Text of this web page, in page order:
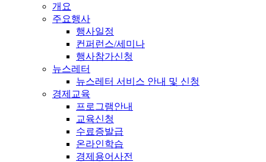
개요
주요행사
행사일정
컨퍼런스/세미나
행사참가신청
뉴스레터
뉴스레터 서비스 안내 및 신청
경제교육
프로그램안내
교육신청
수료증발급
온라인학습
경제용어사전